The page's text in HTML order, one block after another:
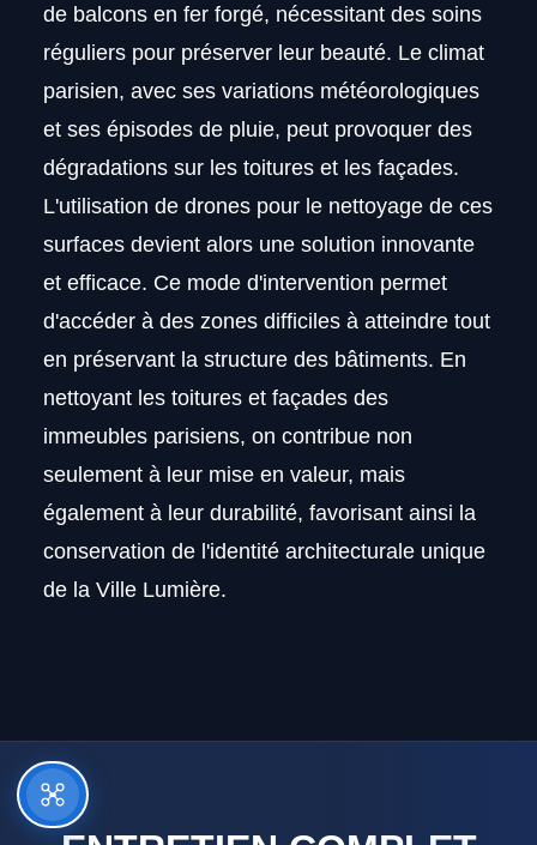
de balcons en fer forgé, nécessitant des soins
réguliers pour préserver leur beauté. Le climat
parisien, avec ses variations météorologiques
et ses épisodes de pluie, peut provoquer des
dégradations sur les toitures et les façades.
L'utilisation de drones pour le nettoyage de ces
surfaces devient alors une solution innovante
et efficace. Ce mode d'intervention permet
d'accéder à des zones difficiles à atteindre tout
en préservant la structure des bâtiments. En
nettoyant les toitures et façades des
immeubles parisiens, on contribue non
seulement à leur mise en valeur, mais
également à leur durabilité, favorisant ainsi la
conservation de l'identité architecturale unique
de la Ville Lumière.